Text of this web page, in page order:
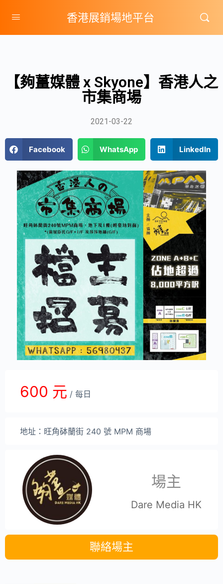
香港展銷場地平台
【夠薑媒體 x Skyone】香港人之
市集商場
2021-03-22
Facebook WhatsApp LinkedIn
600 元 / 每日
地址：旺角砵蘭街 240 號 MPM 商場
場主
Dare Media HK
聯絡場主